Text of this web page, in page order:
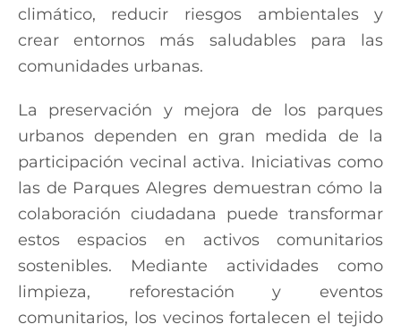
climático, reducir riesgos ambientales y
crear entornos más saludables para las
comunidades urbanas.
La preservación y mejora de los parques
urbanos dependen en gran medida de la
participación vecinal activa. Iniciativas como
las de Parques Alegres demuestran cómo la
colaboración ciudadana puede transformar
estos espacios en activos comunitarios
sostenibles. Mediante actividades como
limpieza, reforestación y eventos
comunitarios, los vecinos fortalecen el tejido